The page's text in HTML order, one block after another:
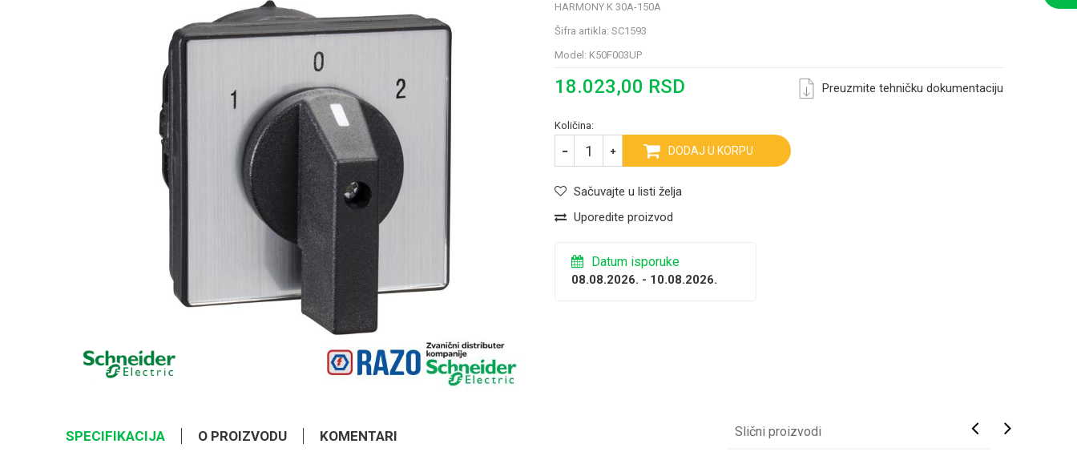
HARMONY K 30A-150A
Šifra artikla: SC1593
Model: K50F003UP
Preuzmite tehničku dokumentaciju
18.023,00 RSD
Količina:
DODAJ U KORPU
Sačuvajte u listi želja
Uporedite proizvod
Datum isporuke
08.08.2026. - 10.08.2026.
SPECIFIKACIJA O PROIZVODU KOMENTARI Slični proizvodi